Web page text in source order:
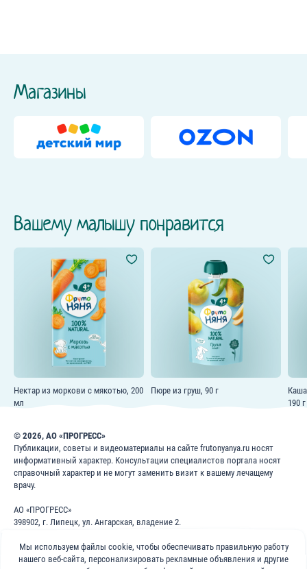
Магазины
Вашему малышу понравится
Нектар из моркови с мякотью, 200
мл
Пюре из груш, 90 г
190 г
© 2026, АО «ПРОГРЕСС»
Публикации, советы и видеоматериалы на сайте frutonyanya.ru носят
информативный характер. Консультации специалистов портала носят
справочный характер и не могут заменить визит к вашему лечащему
врачу.
АО «ПРОГРЕСС»
398902, г. Липецк, ул. Ангарская, владение 2.
ОГРН: 1024840823996
Мы используем файлы cookie, чтобы обеспечивать правильную работу
нашего веб-сайта, персонализировать рекламные объявления и другие